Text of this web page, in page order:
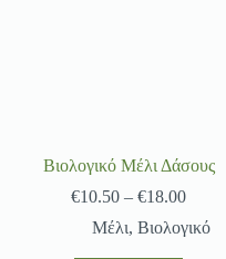
Βιολογικό Μέλι Δάσους
€10.50 – €18.00
Μέλι, Βιολογικό